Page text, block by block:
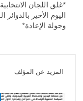
*غلق اللجان الانتخابية
اليوم الأخير بالدوائر
وجولة الإعادة*
المزيد عن المؤلف